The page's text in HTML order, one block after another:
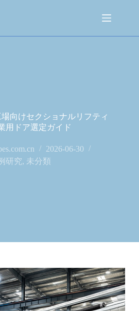
向けセクショナルリフティ
用ドア選定ガイド
2026-06-30
研究, 未分類